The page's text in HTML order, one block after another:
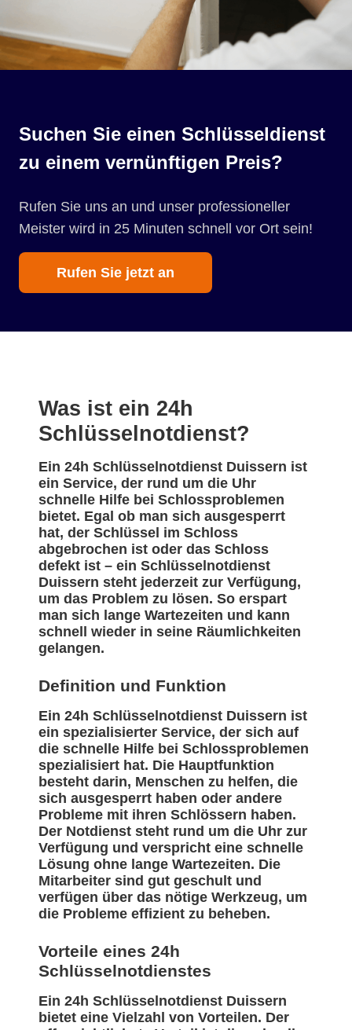
Suchen Sie einen Schlüsseldienst
zu einem vernünftigen Preis?
Rufen Sie uns an und unser professioneller
Meister wird in 25 Minuten schnell vor Ort sein!
Rufen Sie jetzt an
Was ist ein 24h
Schlüsselnotdienst?
Ein 24h Schlüsselnotdienst Duissern ist
ein Service, der rund um die Uhr
schnelle Hilfe bei Schlossproblemen
bietet. Egal ob man sich ausgesperrt
hat, der Schlüssel im Schloss
abgebrochen ist oder das Schloss
defekt ist – ein Schlüsselnotdienst
Duissern steht jederzeit zur Verfügung,
um das Problem zu lösen. So erspart
man sich lange Wartezeiten und kann
schnell wieder in seine Räumlichkeiten
gelangen.
Definition und Funktion
Ein 24h Schlüsselnotdienst Duissern ist
ein spezialisierter Service, der sich auf
die schnelle Hilfe bei Schlossproblemen
spezialisiert hat. Die Hauptfunktion
besteht darin, Menschen zu helfen, die
sich ausgesperrt haben oder andere
Probleme mit ihren Schlössern haben.
Der Notdienst steht rund um die Uhr zur
Verfügung und verspricht eine schnelle
Lösung ohne lange Wartezeiten. Die
Mitarbeiter sind gut geschult und
verfügen über das nötige Werkzeug, um
die Probleme effizient zu beheben.
Vorteile eines 24h
Schlüsselnotdienstes
Ein 24h Schlüsselnotdienst Duissern
bietet eine Vielzahl von Vorteilen. Der